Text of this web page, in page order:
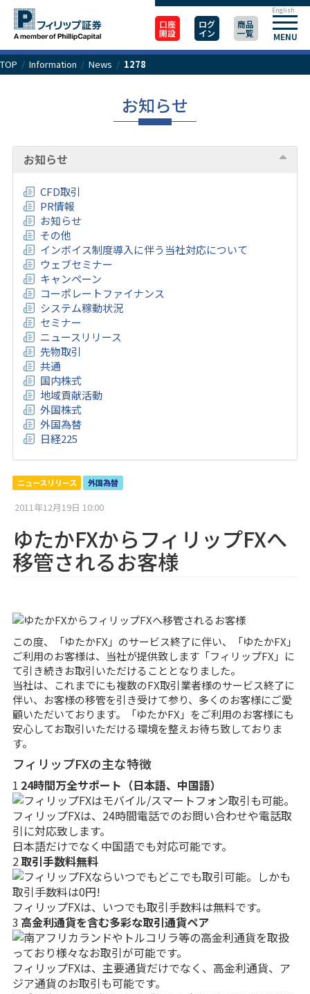
口座
開設
ログ
イン
商品
一覧 MENU
English
TOP / Information / News / 1278
お知らせ
お知らせ
CFD取引
PR情報
お知らせ
その他
インボイス制度導入に伴う当社対応について
ウェブセミナー
キャンペーン
コーポレートファイナンス
システム稼動状況
セミナー
ニュースリリース
先物取引
共通
国内株式
地域貢献活動
外国株式
外国為替
日経225
ニュースリリース 外国為替
2011年12月19日 10:00
ゆたかFXからフィリップFXへ
移管されるお客様
この度、「ゆたかFX」のサービス終了に伴い、「ゆたかFX」
ご利用のお客様は、当社が提供致します「フィリップFX」に
て引き続きお取引いただけることとなりました。
当社は、これまでにも複数のFX取引業者様のサービス終了に
伴い、お客様の移管を引き受けて参り、多くのお客様にご愛
顧いただいております。「ゆたかFX」をご利用のお客様にも
安心してお取引いただける環境を整えお待ち致しておりま
す。
フィリップFXの主な特徴
1 24時間万全サポート（日本語、中国語）
フィリップFXは、24時間電話でのお問い合わせや電話取
引に対応致します。
日本語だけでなく中国語でも対応可能です。
2取引手数料無料
フィリップFXは、いつでも取引手数料は無料です。
3 高金利通貨を含む多彩な取引通貨ペア
フィリップFXは、主要通貨だけでなく、高金利通貨、ア
ジア通貨のお取引も可能です。